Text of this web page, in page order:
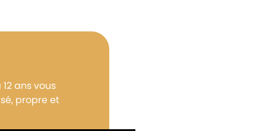
ans vous
propre et